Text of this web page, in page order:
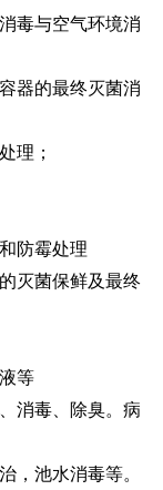
毒与空气环境消
器的最终灭菌消
理；
防霉处理
灭菌保鲜及最终
等
消毒、除臭。病
，池水消毒等。